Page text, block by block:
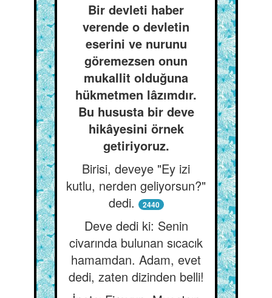
Bir devleti haber
verende o devletin
eserini ve nurunu
göremezsen onun
mukallit olduğuna
hükmetmen lâzımdır.
Bu hususta bir deve
hikâyesini örnek
getiriyoruz.
Birisi, deveye "Ey izi
kutlu, nerden geliyorsun?"
dedi.
2440
Deve dedi ki: Senin
civarında bulunan sıcacık
hamamdan. Adam, evet
dedi, zaten dizinden belli!